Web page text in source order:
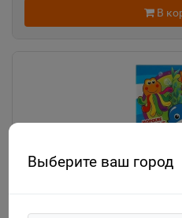
Выберите ваш город
В
100 наклеек 145х210 мм 4